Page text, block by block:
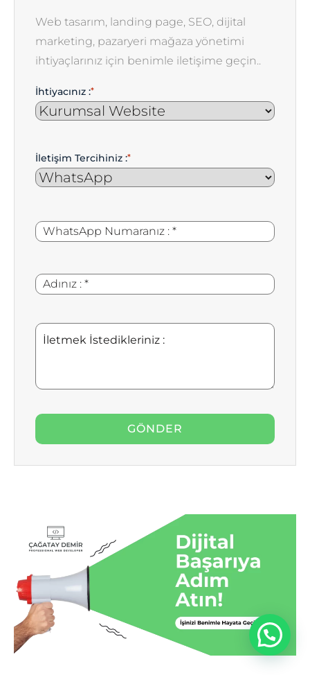
Web tasarım, landing page, SEO, dijital
marketing, pazaryeri mağaza yönetimi
ihtiyaçlarınız için benimle iletişime geçin..
İhtiyacınız :*
İletişim Tercihiniz :*
WhatsApp
Numaranız
*
Adınız
:
*
İletmek
İstedikleriniz